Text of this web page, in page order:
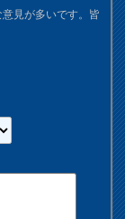
見が多いです。皆